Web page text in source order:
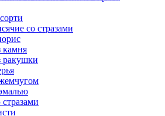
со стразами
камня
ракушки